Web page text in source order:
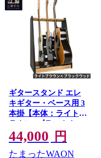
ギタースタンド エレ
キギター・ベース用 3
本掛【本体：ライトブ
ラウン×ブラックウッ
ド】 [WOOD WORKS
ウッドワークス 日本
製 木製 エレキ ギター
44,000 円
たまったWAON